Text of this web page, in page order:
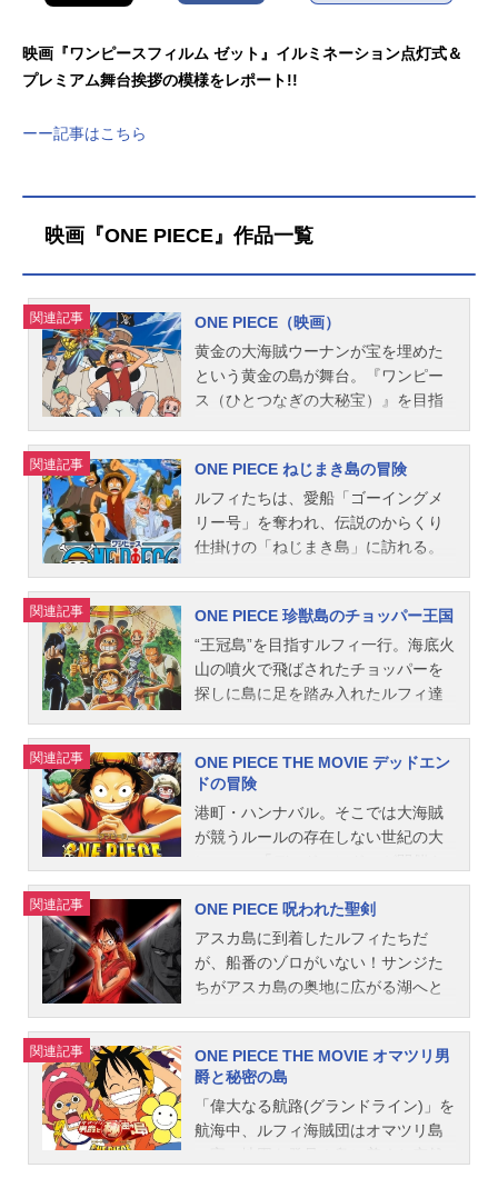
映画『ワンピースフィルム ゼット』イルミネーション点灯式＆
プレミアム舞台挨拶の模様をレポート!!
ーー記事はこちら
映画『ONE PIECE』作品一覧
関連記事
ONE PIECE（映画）
黄金の大海賊ウーナンが宝を埋めた
という黄金の島が舞台。『ワンピー
ス（ひとつなぎの大秘宝）』を目指
ロ、ナミ、ウソップたち。ケンカ中
のところを、ナミのお宝を泥棒にき
たコソドロ三人衆と海賊エルドラゴ
に攻撃されてしまうが、なんとか逃
げ延び、エルドラゴに捕らえられて
ンに憧れているトビオの話を聞き、
ルフィはウーナンがいい奴だったら
仲間にしようと言い出し、一同は黄
金の島へ向かうことに……。作品名O
NEPIECE（映画）放送形態劇場版ア
ル2000年3月4日（土）キャストモン
キー・D・ルフィ：田中真弓ロロノ
ア・ゾロ：中井和哉ナミ：岡村明美
ウソップ：山口勝平ウーナン：野沢
那智トビオ：今井由香岩蔵（がんぞ
ウーナン（少年期）：草尾毅岩蔵
（がんぞう）（少年期）：松野太紀
スタッフ原作：尾田栄一郎監督：志
水淳児脚本：島田満音楽：田中公平
キャラクターデザイン：久田和也
督：行信三アニメーション制作：東
映アニメーション主題歌OP：「ウィ
ーアー!」きただにひろしED：「me
mories」大槻真希公開開始年＆季節2
000ア...
関連記事
ONE PIECE ねじまき島の冒険
ルフィたちは、愛船「ゴーイングメ
リー号」を奪われ、伝説のからくり
仕掛けの「ねじまき島」に訪れる。
ンプ海賊団」が君臨して、島民を苦
しめていた……。そこになぞの泥棒
兄弟簿ロードとアキースが登場し
て……、「トランプ5兄弟」の必殺技
とルフィたちの熱い戦いに大注目
強大な敵を見事倒して「ねじまき
島」の人々を救うことができるの
か？作品名ONEPIECEねじまき島の
冒険放送形態劇場版アニメシリーズO
NEPIECEスケジュール2001年3月3日
ィ：田中真弓ロロノア・ゾロ：中井
和哉ナミ：岡村明美ウソップ：山口
勝平サンジ：平田広明ボロード：堀
内賢雄アキース：矢島晶子ベアキン
グ：玄田哲章ピンジョーカー：田中
カンクワン：青野武ブージャック：
田の中勇ダニー：稲田徹ドニー：菅
沼久義デニー：龍谷修武スタッフ原
作：尾田栄一郎（集英社週刊『少年
ジャンプ』連載）監督：志水淳児企
関連記事
ONE PIECE 珍獣島のチョッパー王国
“王冠島”を目指すルフィ一行。海底火
山の噴火で飛ばされたチョッパーを
探しに島に足を踏み入れたルフィ達
ちの楽園だった。島では宝を狙う海
賊団・バトラー伯爵一味が、秘宝が
隠されているというツノのある動物
達を次々と襲っていたのだ！一方、
チョッパーは島の動物達に伝説の”動
てルフィ達はチョッパーを見つけ出
すことができるのか！そして”動物
王”チョッパーと島の少年モバンビー
は、バトラー伯爵の魔の手から動物
達を守ることができるのか！作品名O
送形態劇場版アニメシリーズONEPIE
CEスケジュール2002年3月2日（土）
キャストモンキー・D・ルフィ：田中
真弓ロロノア・ゾロ：中井和哉ナ
ミ：岡村明美ウソップ：山口勝平サ
関連記事
ONE PIECE THE MOVIE デッドエン
ドの冒険
港町・ハンナバル。そこでは大海賊
が競うルールの存在しない世紀の大
れようとしている。冒険の臭いと賞
金に誘われすぐさまレースにエント
リーするルフィたち。優勝候補とい
われる悪魔の実の能力者・ガスバー
デ将軍、病に倒れるビエラ爺さんの
マ……それぞれの思いを胸にいよい
よレースがスタート！出港直後から
苛酷な状況がルフィたちに次々と襲
い掛かるが、ログホースが示す通り
順調に船を進めるゴーイング・メリ
関連記事
ONE PIECE 呪われた聖剣
アスカ島に到着したルフィたちだ
が、船番のゾロがいない！サンジた
ちがアスカ島の奥地に広がる湖へと
女マヤが大切に抱えていた三つの宝
玉を奪って行く。一方、ルフィたち
は、道場師範・サガ、弟子のトウマ
と対峙していた。サガは、ゾロは自
分たちの仲間だと言い放ち、妖気漂
関連記事
ONE PIECE THE MOVIE オマツリ男
爵と秘密の島
「偉大なる航路(グランドライン)」を
航海中、ルフィ海賊団はオマツリ島